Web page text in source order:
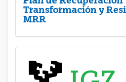
Transformación y
MRR